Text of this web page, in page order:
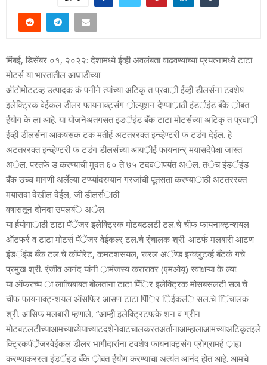
मिंबई, डिसेंबर ०१, २०२२: देशामध्‍ये ईव्‍ही अवलंबता वाढवण्‍याच्‍या प्रयत्‍नामध्‍ये टाटा
मोटर्स या भारतातील आघाडीच्‍या
ऑटोमोटटव्‍ह उत्‍पादक कं पनीने त्‍यांच्‍या अटिकृ त प्रवार्ी ईव्‍ही डीलर्सना टवशेष
इलेक्ट्रिक वेईकल डीलर फायनाक्ट्संग र्ोल्‍यूशन देण्‍यार्ाठी इंडर्इंड बँके र्ोबत
र्हयोग के ला आहे. या योजनेअंतगसत इंडर्इंड बँक टाटा मोटर्सच्‍या अटिकृ त प्रवार्ी
ईव्‍ही डीलर्सना आकषसक टकं मतीर्ह अटतररक्‍त इन्‍‍व्‍हेण्‍टरी फं टडंग देईल. हे
अटतररक्‍त इन्‍‍व्‍हेण्‍टरी फं टडंग डीलर्सच्‍या आयर्ीई फायनान्‍‍र् मयासदेपेक्षा जास्‍त
अर्ेल. परतफे ड करण्‍याची मुदत ६० ते ७५ टदवर्ांपयंत अर्ेल. तर्ेच इंडर्इंड
बँक उच्‍च मागणी अर्लेल्‍या टप्प्‍‍यांदरम्‍यान गरजांची पूतसता करण्‍यार्ाठी अटतररक्‍त
मयासदा देखील देईल, जी डीलर्सर्ाठी
वषासतून दोनदा उपलब्‍ि अर्ेल.
या र्हयोगार्ाठी टाटा पॅर्ेंजर इलेक्ट्रिक मोटबटलटी टल.चे चीफ फायनाक्ट्न्‍शयल
ऑटफर्र व टाटा मोटर्स पॅर्ेंजर वेईकल्‍र् टल.चे र्ंचालक श्री. आटर्फ मलबारी आटण
इंडर्इंड बँक टल.चे कॉपोरेट, कमटशसयल, रूरल अॅण्‍ड इन्‍‍क्‍लुटर्व्‍ह बँटकं गचे
प्रमुख श्री. र्ंजीव आनंद यांनी र्ामंजस्‍य करारावर (एमओयू) स्‍वाक्षऱ्या के ल्‍या.
या ऑफरच्य‍ ा लाााँचबाबत बोलताना टाटा पॅिेंिर इलेक्ट्रिक मोसबसलटी सल.चे
चीफ फायनाक्ट्न्‍शयल ऑसफिर आसण टाटा पॅिेंिर िेईकल्‍ि सल.चे ििंचालक
श्री. आसिफ मलबारी म्‍हणाले, “आम्‍ही इलेक्ट्रिटफके शन व ग्रीन
मोटबटलटीच्य‍ाआमच्य‍ाध्‍येयाच्य‍ाटदशेनेवाटचालकरतअर्तानाआम्‍हालाआमच्‍याअटिकृतइले
क्ट्रिकपॅर्ेंजरवेईकल डीलर भागीदारांना टवशेष फायनाक्ट्संग प्रोग्रामर्ह र्ाह्य
करण्‍याकररता इंडर्इंड बँके र्ोबत र्हयोग करण्‍याचा अत्‍यंत आनंद होत आहे. आमचे